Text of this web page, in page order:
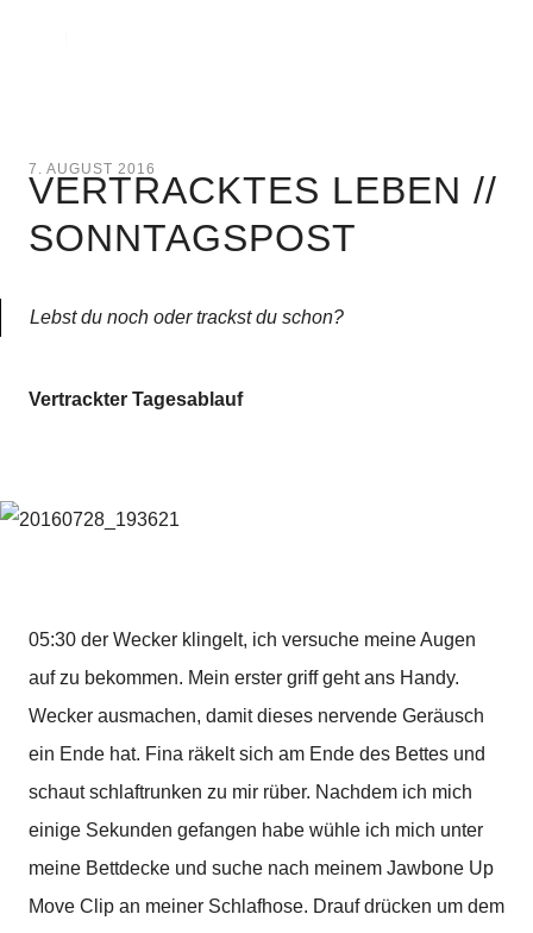
7. AUGUST 2016
VERTRACKTES LEBEN //
SONNTAGSPOST
Lebst du noch oder trackst du schon?
Vertrackter Tagesablauf
05:30 der Wecker klingelt, ich versuche meine Augen
auf zu bekommen. Mein erster griff geht ans Handy.
Wecker ausmachen, damit dieses nervende Geräusch
ein Ende hat. Fina räkelt sich am Ende des Bettes und
schaut schlaftrunken zu mir rüber. Nachdem ich mich
einige Sekunden gefangen habe wühle ich mich unter
meine Bettdecke und suche nach meinem Jawbone Up
Move Clip an meiner Schlafhose. Drauf drücken um dem